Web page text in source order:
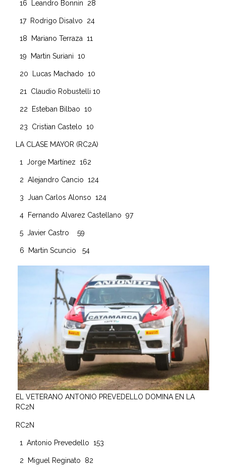
16 Leandro Bonnin 28
17 Rodrigo Disalvo 24
18 Mariano Terraza 11
19 Martin Suriani 10
20 Lucas Machado 10
21 Claudio Robustelli 10
22 Esteban Bilbao 10
23 Cristian Castelo 10
LA CLASE MAYOR (RC2A)
1 Jorge Martínez 162
2 Alejandro Cancio 124
3 Juan Carlos Alonso 124
4 Fernando Alvarez Castellano 97
5 Javier Castro 59
6 Martin Scuncio 54
EL VETERANO ANTONIO PREVEDELLO DOMINA EN LA
RC2N
RC2N
1 Antonio Prevedello 153
2 Miguel Reginato 82